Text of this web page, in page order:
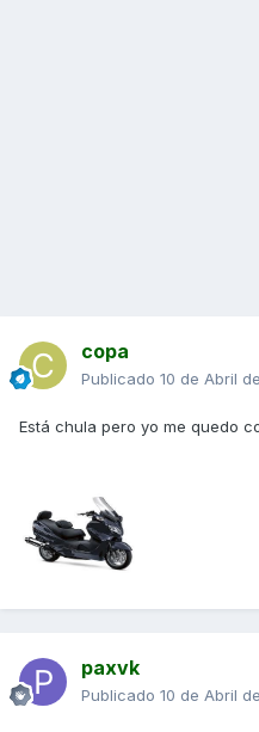
copa
Publicado 10 de Abril
Está chula pero yo me quedo
paxvk
Publicado 10 de Abril